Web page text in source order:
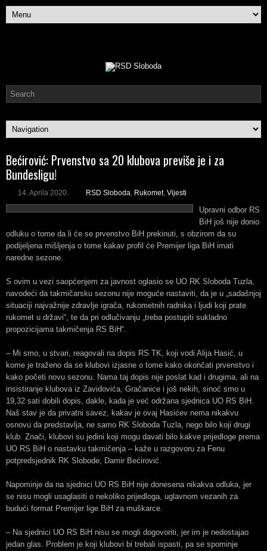
Bećirović: Prvenstvo sa 20 klubova previše je i za
Bundesligu!
14. Aprila 2020. RSD Sloboda, Rukomet, Vijesti
Upravni odbor RS
BiH još nije donio
odluku o tome da li će se prvenstvo BiH prekinuti, s obzirom da su
podijeljena mišljenja o tome kakav profil će Premijer liga BiH imati
naredne sezone.
S ovim u vezi saopćenjem za javnost oglasio se UO RK Sloboda Tuzla,
navodeći da takmičarsku sezonu nije moguće nastaviti, da je u „sadašnjoj
situaciji najvažnije zdravlje igrača, rukometnih radnika i ljudi koji prate
rukomet u državi“, te da pri odlučivanju „treba postupiti sukladno
propozicijama takmičenja RS BiH“.
– Mi smo, u stvari, reagovali na dopis RS TK, koji vodi Alija Hasić, u
kome je traženo da se klubovi izjasne o tome kako okončati prvenstvo i
kako početi novu sezonu. Nama taj dopis nije poslat kad i drugima, ali na
insistiranje klubova iz Zavidovića, Gračanice i još nekih, sinoć smo u
19,32 sati dobili dopis, dakle, kada je već održana sjednica UO RS BiH.
Naš stav je da privatni savez, kakav je ovaj Hasićev nema nikakvu
osnovu da predstavlja, ne samo RK Sloboda Tuzla, nego bilo koji drugi
klub. Znači, klubovi su jedini koji mogu davati bilo kakve prijedloge prema
UO RS BiH o nastavku takmičenja – kaže u razgovoru za Fenu
potpredsjednik RK Slobode, Damir Bećirović.
Napominje da na sjednici UO RS BiH nije donesena nikakva odluka, jer
se nisu mogli usaglasiti o nekoliko prijedloga, uglavnom vezanih za
budući format Premijer lige BiH za muškarce.
– Na sjednici UO RS BiH nisu se mogli dogovoriti, jer im je nedostajao
jedan glas. Problem je koji klubovi bi trebali ispasti, pa se spominje